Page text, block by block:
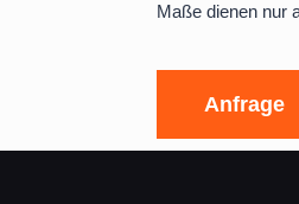
Maße dienen nur
Anfrage